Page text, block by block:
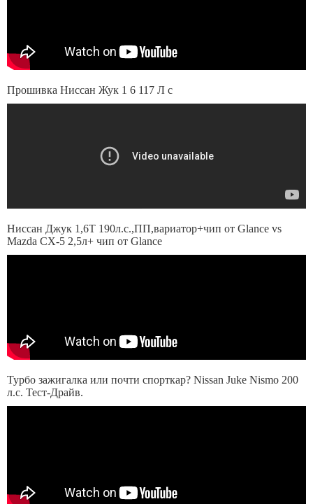
Прошивка Ниссан Жук 1 6 117 Л с
Ниссан Джук 1,6Т 190л.с.,ПП,вариатор+чип от Glance vs
Mazda CX-5 2,5л+ чип от Glance
Турбо зажигалка или почти спорткар? Nissan Juke Nismo 200
л.с. Тест-Драйв.